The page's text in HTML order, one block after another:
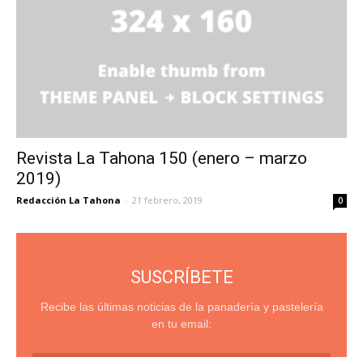
Revista La Tahona 150 (enero – marzo
2019)
Redacción La Tahona - 21 febrero, 2019 0
SUSCRÍBETE
Recibe las últimas noticias de la panadería y pastelería
en tu email: